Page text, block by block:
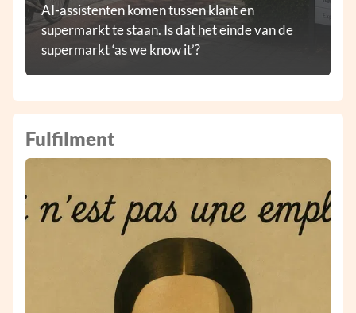
AI-assistenten komen tussen klant en
supermarkt te staan. Is dat het einde van de
supermarkt ‘as we know it’?
Fulfilment